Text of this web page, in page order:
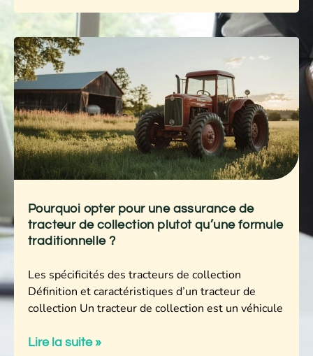
Pourquoi opter pour une assurance de
tracteur de collection plutot qu’une formule
traditionnelle ?
Les spécificités des tracteurs de collection
Définition et caractéristiques d’un tracteur de
collection Un tracteur de collection est un véhicule
Lire la suite »